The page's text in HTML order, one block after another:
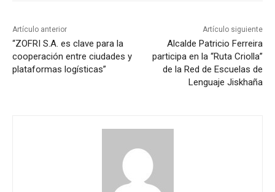
Artículo anterior
“ZOFRI S.A. es clave para la
cooperación entre ciudades y
plataformas logísticas”
Artículo siguiente
Alcalde Patricio Ferreira
participa en la “Ruta Criolla”
de la Red de Escuelas de
Lenguaje Jiskhaña